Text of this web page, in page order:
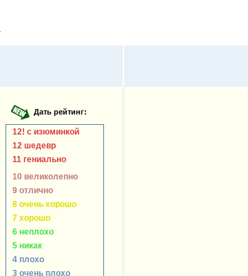
12! с изюминкой
12 шедевр
11 гениально
10 великолепно
9 отлично
8 очень хорошо
7 хорошо
6 неплохо
5 никак
4 плохо
3 очень плохо